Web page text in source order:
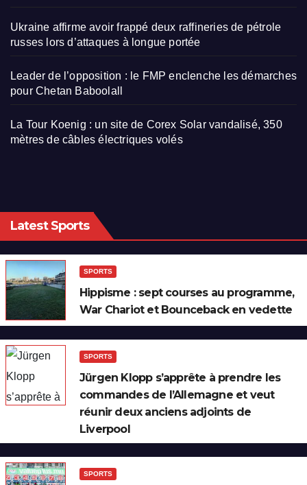
Ukraine affirme avoir frappé deux raffineries de pétrole
russes lors d’attaques à longue portée
Leader de l’opposition : le FMP enclenche les démarches
pour Chetan Baboolall
La Tour Koenig : un site de Corex Solar vandalisé, 350
mètres de câbles électriques volés
Latest Sports
SPORTS
Hippisme : sept courses au programme,
War Chariot et Bounceback en vedette
SPORTS
Jürgen Klopp s’apprête à prendre les
commandes de l’Allemagne et veut
réunir deux anciens adjoints de
Liverpool
SPORTS